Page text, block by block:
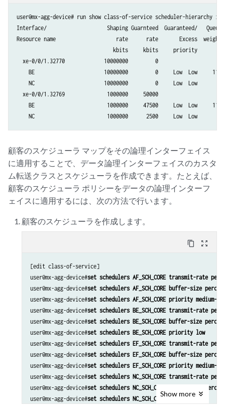
user@mx-agg-device# run show class-of-service scheduler-hierarchy
Interface/                    Shaping Guarnteed  Guaranteed/   Queue
Resource name                    rate      rate       Excess  weight
kbits     kbits     priority
xe-0/0/1.32770             10000000         0
    BE                       10000000         0     Low  Low     118
    NC                       10000000         0     Low  Low       6
xe-0/0/1.32769              1000000     50000
    BE                        1000000     47500     Low  Low     118
    NC                        1000000      2500     Low  Low       6
顧客のスケジューラ マップをその論理インターフェイス
に適用することで、データ論理インターフェイスのカスタ
ム転送クラスとスケジューラを作成できます。たとえば、
顧客のスケジューラ ポリシーをデータの論理インターフ
ェイスに適用するには、次の方法で行います。
顧客のスケジューラを作成します。
content_copy zoom_out_map
[edit class-of-service]
user@mx-agg-device#set schedulers AF_SCH_CORE transmit-rate
user@mx-agg-device#set schedulers AF_SCH_CORE buffer-size
user@mx-agg-device#set schedulers AF_SCH_CORE priority medium-
user@mx-agg-device#set schedulers BE_SCH_CORE transmit-rate
user@mx-agg-device#set schedulers BE_SCH_CORE buffer-size
user@mx-agg-device#set schedulers BE_SCH_CORE priority low
user@mx-agg-device#set schedulers EF_SCH_CORE transmit-rate
user@mx-agg-device#set schedulers EF_SCH_CORE buffer-size
user@mx-agg-device#set schedulers EF_SCH_CORE priority medium-
user@mx-agg-device#set schedulers NC_SCH_CORE transmit-rate
user@mx-agg-device#set schedulers NC_SCH_CORE buffer-size
user@mx-agg-device#set schedulers NC_SCH_CORE priority high
Show more